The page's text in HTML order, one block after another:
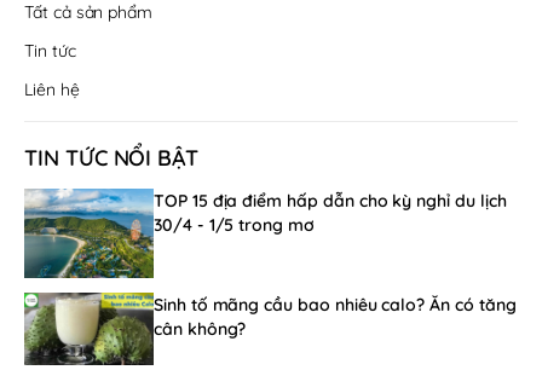
Tất cả sản phẩm
Tin tức
Liên hệ
TIN TỨC NỔI BẬT
TOP 15 địa điểm hấp dẫn cho kỳ nghỉ du lịch
30/4 - 1/5 trong mơ
Sinh tố mãng cầu bao nhiêu calo? Ăn có tăng
cân không?